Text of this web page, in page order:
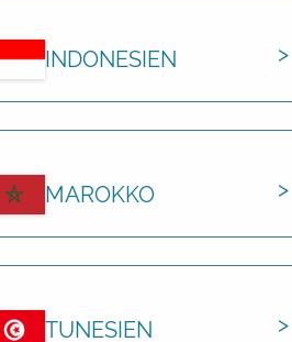
INDONESIEN
MAROKKO
TUNESIEN